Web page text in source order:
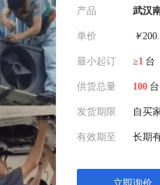
产品 武汉
单价 ￥
最小起订 ≥1 台
供货总量 100 台
发货期限 自买
有效期至 长期